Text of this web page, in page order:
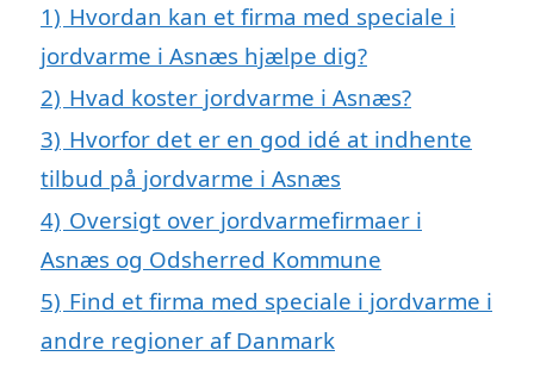
1) Hvordan kan et firma med speciale i
jordvarme i Asnæs hjælpe dig?
2) Hvad koster jordvarme i Asnæs?
3) Hvorfor det er en god idé at indhente
tilbud på jordvarme i Asnæs
4) Oversigt over jordvarmefirmaer i
Asnæs og Odsherred Kommune
5) Find et firma med speciale i jordvarme i
andre regioner af Danmark